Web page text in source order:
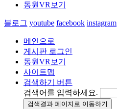
동원VR보기
블로그 youtube facebook instagram
메인으로
게시판 로그인
동원VR보기
사이트맵
검색하기 버튼
검색어를 입력하세요.
검색결과 페이지로 이동하기